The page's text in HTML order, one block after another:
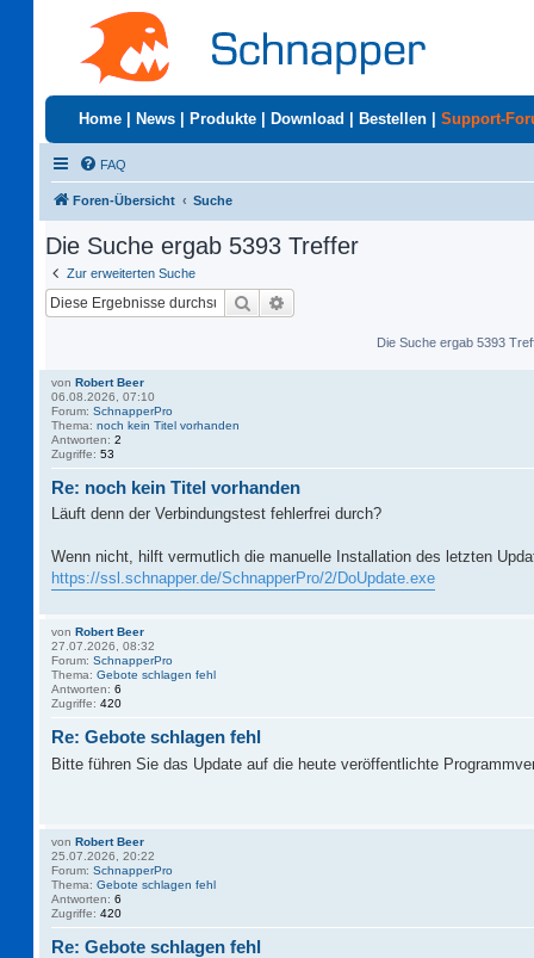
Home News Produkte Download Bestellen Support-
FAQ
Foren-Übersicht Suche
Die Suche ergab 5393 Treffer
Zur erweiterten Suche
Suche
Die Suche ergab 5393
von Robert Beer
06.08.2026, 07:10
Forum: SchnapperPro
Thema: noch kein Titel vorhanden
Antworten: 2
Zugriffe: 53
Re: noch kein Titel vorhanden
Läuft denn der Verbindungstest fehlerfrei durch?
Wenn nicht, hilft vermutlich die manuelle Installation des letzten
https://ssl.schnapper.de/SchnapperPro/2/DoUpdate.exe
von Robert Beer
27.07.2026, 08:32
Forum: SchnapperPro
Thema: Gebote schlagen fehl
Antworten: 6
Zugriffe: 420
Re: Gebote schlagen fehl
Bitte führen Sie das Update auf die heute veröffentlichte
von Robert Beer
25.07.2026, 20:22
Forum: SchnapperPro
Thema: Gebote schlagen fehl
Antworten: 6
Zugriffe: 420
Re: Gebote schlagen fehl